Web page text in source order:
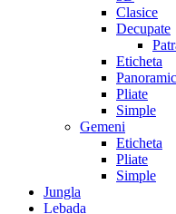
Clasice
Decupate
Eticheta
Pliate
Simple
Gemeni
Eticheta
Pliate
Simple
Jungla
Lebada